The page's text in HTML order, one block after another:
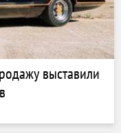
выставили